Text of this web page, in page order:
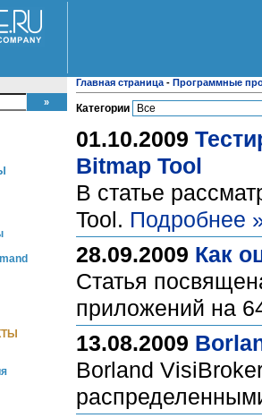
Главная страница - Программные
Категории
01.10.2009
Bitmap Tool
В статье
Tool. Подробнее
28.09.2009 Как
Статья
приложений на
13.08.2009
Borland